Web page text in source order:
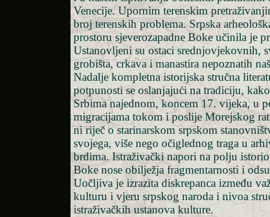
Venecije. Upornim terenskim
broj terenskih problema. Srpska
prostoru sjeverozapadne Boke učinila je
Ustanovljeni su ostaci srednjovjekovnih,
grobišta, crkava i manastira nepoznatih
Nadalje kompletna istorijska stručna
potpunosti se oslanjajući na tradiciju,
Srbima najednom, koncem 17. vijeka, u
migracijama tokom i poslije Morejskog
ni riječ o starinarskom srpskom
svojega, više nego očiglednog traga u
brdima. Istraživački napori na polju
Boke nose obilježja fragmentarnosti i
Uočljiva je izrazita diskrepanca između
kulturu i vjeru srpskog naroda i nivoa
istraživačkih ustanova kulture.